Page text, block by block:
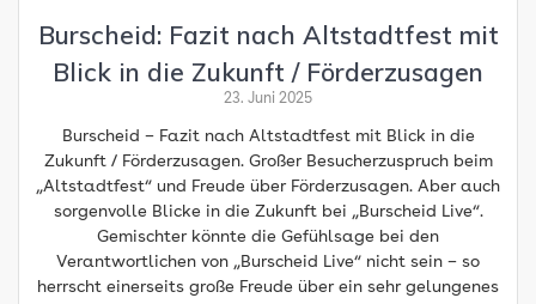
Burscheid: Fazit nach Altstadtfest mit
Blick in die Zukunft / Förderzusagen
23. Juni 2025
Burscheid – Fazit nach Altstadtfest mit Blick in die
Zukunft / Förderzusagen. Großer Besucherzuspruch beim
„Altstadtfest“ und Freude über Förderzusagen. Aber auch
sorgenvolle Blicke in die Zukunft bei „Burscheid Live“.
Gemischter könnte die Gefühlsage bei den
Verantwortlichen von „Burscheid Live“ nicht sein – so
herrscht einerseits große Freude über ein sehr gelungenes